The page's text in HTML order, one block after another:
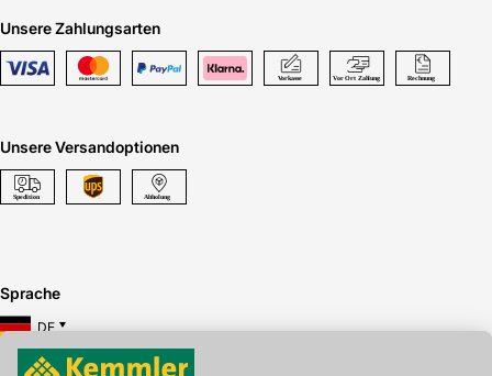
Unsere Zahlungsarten
Unsere Versandoptionen
Sprache
DE